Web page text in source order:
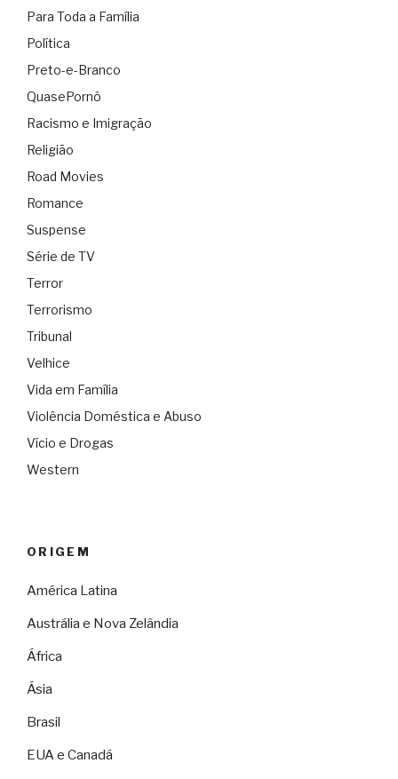
Para Toda a Família
Política
Preto-e-Branco
QuasePornô
Racismo e Imigração
Religião
Road Movies
Romance
Suspense
Série de TV
Terror
Terrorismo
Tribunal
Velhice
Vida em Família
Violência Doméstica e Abuso
Vício e Drogas
Western
ORIGEM
América Latina
Austrália e Nova Zelândia
África
Ásia
Brasil
EUA e Canadá